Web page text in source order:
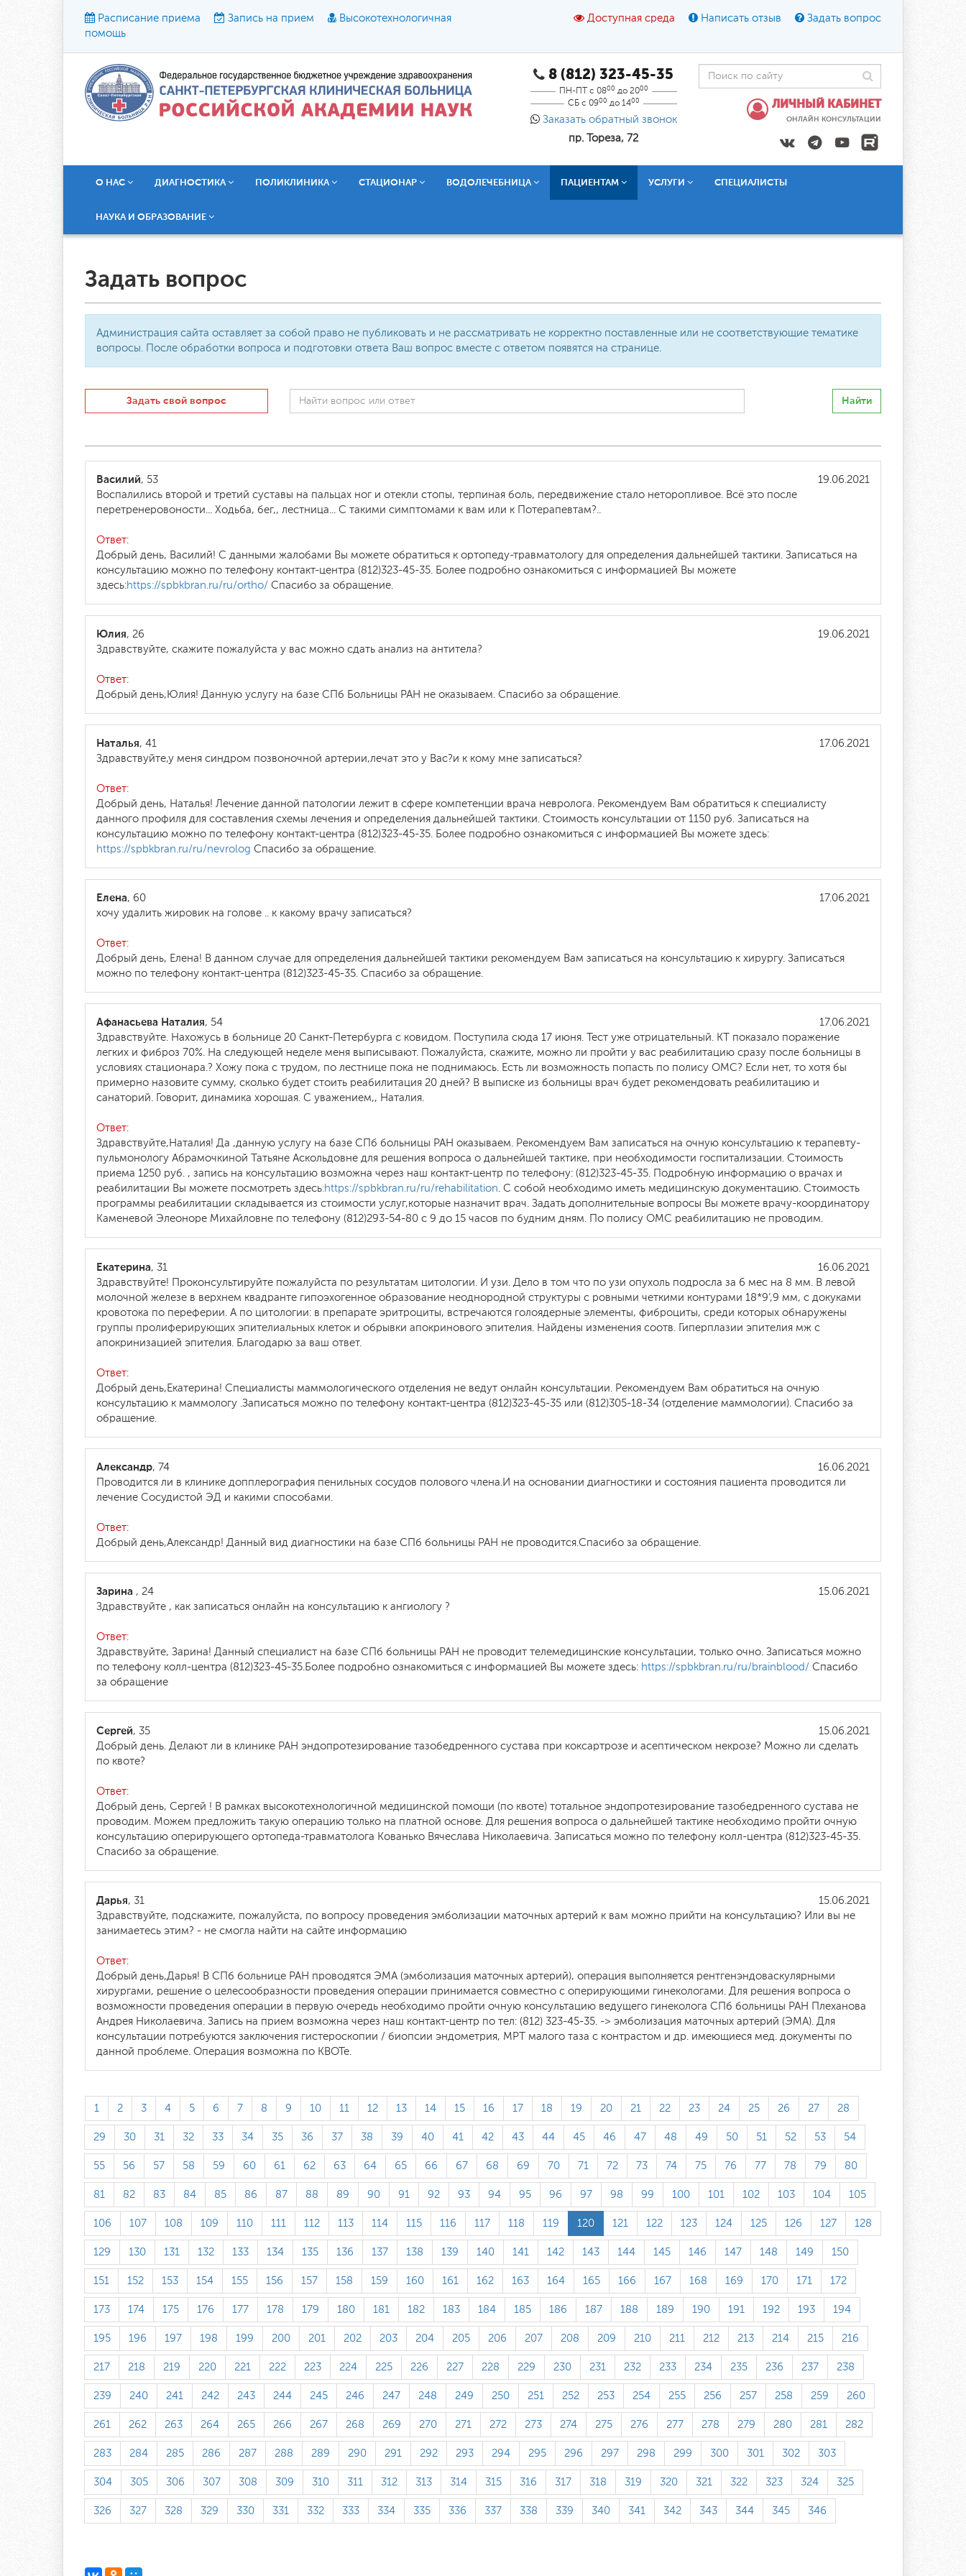
Расписание приема Запись на прием
Высокотехнологичная
помощь
Доступная среда Написать отзыв Задать вопрос
Размер шрифта: A A A
Текст: Кириллица Брайль Звук
8 (812) 323-45-35
ПН-ПТ с 0800 до 2000
СБ с 0900 до 1400
Заказать обратный звонок
пр. Тореза, 72
ЛИЧНЫЙ КАБИНЕТ
ОНЛАЙН КОНСУЛЬТАЦИИ
О НАС ДИАГНОСТИКА ПОЛИКЛИНИКА СТАЦИОНАР ВОДОЛЕЧЕБНИЦА ПАЦИЕНТАМ УСЛУГИ СПЕЦИАЛИСТЫ
НАУКА И ОБРАЗОВАНИЕ
Задать вопрос
Администрация сайта оставляет за собой право не публиковать и не рассматривать не корректно поставленные или не соответствующие тематике
вопросы. После обработки вопроса и подготовки ответа Ваш вопрос вместе с ответом появятся на странице.
Задать свой вопрос Найти
19.06.2021
Василий, 53
Воспалились второй и третий суставы на пальцах ног и отекли стопы, терпиная боль, передвижение стало неторопливое. Всё это после
перетренеровоности... Ходьба, бег,, лестница... С такими симптомами к вам или к Потерапевтам?..
Ответ:
Добрый день, Василий! С данными жалобами Вы можете обратиться к ортопеду-травматологу для определения дальнейшей тактики. Записаться на
консультацию можно по телефону контакт-центра (812)323-45-35. Более подробно ознакомиться с информацией Вы можете
здесь:https://spbkbran.ru/ru/ortho/ Спасибо за обращение.
19.06.2021
Юлия, 26
Здравствуйте, скажите пожалуйста у вас можно сдать анализ на антитела?
Ответ:
Добрый день,Юлия! Данную услугу на базе СПб Больницы РАН не оказываем. Спасибо за обращение.
17.06.2021
Наталья, 41
Здравствуйте,у меня синдром позвоночной артерии,лечат это у Вас?и к кому мне записаться?
Ответ:
Добрый день, Наталья! Лечение данной патологии лежит в сфере компетенции врача невролога. Рекомендуем Вам обратиться к специалисту
данного профиля для составления схемы лечения и определения дальнейшей тактики. Стоимость консультации от 1150 руб. Записаться на
консультацию можно по телефону контакт-центра (812)323-45-35. Более подробно ознакомиться с информацией Вы можете здесь:
https://spbkbran.ru/ru/nevrolog Спасибо за обращение.
17.06.2021
Елена, 60
хочу удалить жировик на голове .. к какому врачу записаться?
Ответ:
Добрый день, Елена! В данном случае для определения дальнейшей тактики рекомендуем Вам записаться на консультацию к хирургу. Записаться
можно по телефону контакт-центра (812)323-45-35. Спасибо за обращение.
17.06.2021
Афанасьева Наталия, 54
Здравствуйте. Нахожусь в больнице 20 Санкт-Петербурга с ковидом. Поступила сюда 17 июня. Тест уже отрицательный. КТ показало поражение
легких и фиброз 70%. На следующей неделе меня выписывают. Пожалуйста, скажите, можно ли пройти у вас реабилитацию сразу после больницы в
условиях стационара.? Хожу пока с трудом, по лестнице пока не поднимаюсь. Есть ли возможность попасть по полису ОМС? Если нет, то хотя бы
примерно назовите сумму, сколько будет стоить реабилитация 20 дней? В выписке из больницы врач будет рекомендовать реабилитацию и
санаторий. Говорит, динамика хорошая. С уважением,, Наталия.
Ответ:
Здравствуйте,Наталия! Да ,данную услугу на базе СПб больницы РАН оказываем. Рекомендуем Вам записаться на очную консультацию к терапевту-
пульмонологу Абрамочкиной Татьяне Аскольдовне для решения вопроса о дальнейшей тактике, при необходимости госпитализации. Стоимость
приема 1250 руб. , запись на консультацию возможна через наш контакт-центр по телефону: (812)323-45-35. Подробную информацию о врачах и
реабилитации Вы можете посмотреть здесь:https://spbkbran.ru/ru/rehabilitation. С собой необходимо иметь медицинскую документацию. Стоимость
программы реабилитации складывается из стоимости услуг,которые назначит врач. Задать дополнительные вопросы Вы можете врачу-координатору
Каменевой Элеоноре Михайловне по телефону (812)293-54-80 с 9 до 15 часов по будним дням. По полису ОМС реабилитацию не проводим.
16.06.2021
Екатерина, 31
Здравствуйте! Проконсультируйте пожалуйста по результатам цитологии. И узи. Дело в том что по узи опухоль подросла за 6 мес на 8 мм. В левой
молочной железе в верхнем квадранте гипоэхогенное образование неоднородной структуры с ровными четкими контурами 18*9’,9 мм, с докуками
кровотока по переферии. А по цитологии: в препарате эритроциты, встречаются голоядерные элементы, фиброциты, среди которых обнаружены
группы пролиферирующих эпителиальных клеток и обрывки апокринового эпителия. Найдены изменения соотв. Гиперплазии эпителия мж с
апокринизацией эпителия. Благодарю за ваш ответ.
Ответ:
Добрый день,Екатерина! Специалисты маммологического отделения не ведут онлайн консультации. Рекомендуем Вам обратиться на очную
консультацию к маммологу .Записаться можно по телефону контакт-центра (812)323-45-35 или (812)305-18-34 (отделение маммологии). Спасибо за
обращение.
16.06.2021
Александр, 74
Проводится ли в клинике допплерография пенильных сосудов полового члена.И на основании диагностики и состояния пациента проводится ли
лечение Сосудистой ЭД и какими способами.
Ответ:
Добрый день,Александр! Данный вид диагностики на базе СПб больницы РАН не проводится.Спасибо за обращение.
15.06.2021
Зарина , 24
Здравствуйте , как записаться онлайн на консультацию к ангиологу ?
Ответ:
Здравствуйте, Зарина! Данный специалист на базе СПб больницы РАН не проводит телемедицинские консультации, только очно. Записаться можно
по телефону колл-центра (812)323-45-35.Более подробно ознакомиться с информацией Вы можете здесь: https://spbkbran.ru/ru/brainblood/ Спасибо
за обращение
15.06.2021
Сергей, 35
Добрый день. Делают ли в клинике РАН эндопротезирование тазобедренного сустава при коксартрозе и асептическом некрозе? Можно ли сделать
по квоте?
Ответ:
Добрый день, Сергей ! В рамках высокотехнологичной медицинской помощи (по квоте) тотальное эндопротезирование тазобедренного сустава не
проводим. Можем предложить такую операцию только на платной основе. Для решения вопроса о дальнейшей тактике необходимо пройти очную
консультацию оперирующего ортопеда-травматолога Кованько Вячеслава Николаевича. Записаться можно по телефону колл-центра (812)323-45-35.
Спасибо за обращение.
15.06.2021
Дарья, 31
Здравствуйте, подскажите, пожалуйста, по вопросу проведения эмболизации маточных артерий к вам можно прийти на консультацию? Или вы не
занимаетесь этим? - не смогла найти на сайте информацию
Ответ:
Добрый день,Дарья! В СПб больнице РАН проводятся ЭМА (эмболизация маточных артерий), операция выполняется рентгенэндоваскулярными
хирургами, решение о целесообразности проведения операции принимается совместно с оперирующими гинекологами. Для решения вопроса о
возможности проведения операции в первую очередь необходимо пройти очную консультацию ведущего гинеколога СПб больницы РАН Плеханова
Андрея Николаевича. Запись на прием возможна через наш контакт-центр по тел: (812) 323-45-35. -> эмболизация маточных артерий (ЭМА). Для
консультации потребуются заключения гистероскопии / биопсии эндометрия, МРТ малого таза с контрастом и др. имеющиеся мед. документы по
данной проблеме. Операция возможна по КВОТе.
1 2 3 4 5 6 7 8 9 10 11 12 13 14 15 16 17 18 19 20 21 22 23 24 25 26 27 28
29 30 31 32 33 34 35 36 37 38 39 40 41 42 43 44 45 46 47 48 49 50 51 52 53 54
55 56 57 58 59 60 61 62 63 64 65 66 67 68 69 70 71 72 73 74 75 76 77 78 79 80
81 82 83 84 85 86 87 88 89 90 91 92 93 94 95 96 97 98 99 100 101 102 103 104 105
106 107 108 109 110 111 112 113 114 115 116 117 118 119 120 121 122 123 124 125 126 127 128
129 130 131 132 133 134 135 136 137 138 139 140 141 142 143 144 145 146 147 148 149 150
151 152 153 154 155 156 157 158 159 160 161 162 163 164 165 166 167 168 169 170 171 172
173 174 175 176 177 178 179 180 181 182 183 184 185 186 187 188 189 190 191 192 193 194
195 196 197 198 199 200 201 202 203 204 205 206 207 208 209 210 211 212 213 214 215 216
217 218 219 220 221 222 223 224 225 226 227 228 229 230 231 232 233 234 235 236 237 238
239 240 241 242 243 244 245 246 247 248 249 250 251 252 253 254 255 256 257 258 259 260
261 262 263 264 265 266 267 268 269 270 271 272 273 274 275 276 277 278 279 280 281 282
283 284 285 286 287 288 289 290 291 292 293 294 295 296 297 298 299 300 301 302 303
304 305 306 307 308 309 310 311 312 313 314 315 316 317 318 319 320 321 322 323 324 325
326 327 328 329 330 331 332 333 334 335 336 337 338 339 340 341 342 343 344 345 346